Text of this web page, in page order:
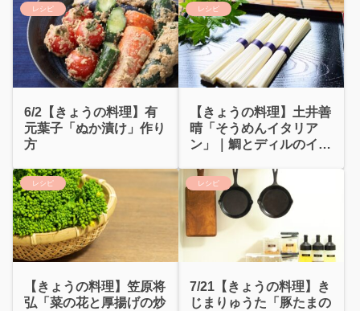
レシピ
6/2【きょうの料理】有
元葉子「ぬか漬け」作り
方
レシピ
【きょうの料理】土井善
晴「そうめんイタリア
ン」｜鯛とディルのイタ
レシピ
【きょうの料理】笠原将
弘「菜の花と厚揚げの炒
レシピ
7/21【きょうの料理】き
じまりゅうた「豚たまの